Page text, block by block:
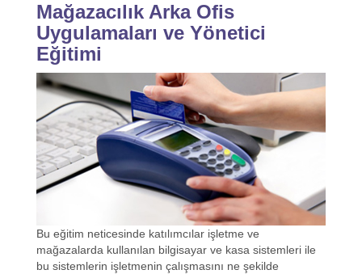
Mağazacılık Arka Ofis
Uygulamaları ve Yönetici
Eğitimi
Bu eğitim neticesinde katılımcılar işletme ve
mağazalarda kullanılan bilgisayar ve kasa sistemleri ile
bu sistemlerin işletmenin çalışmasını ne şekilde